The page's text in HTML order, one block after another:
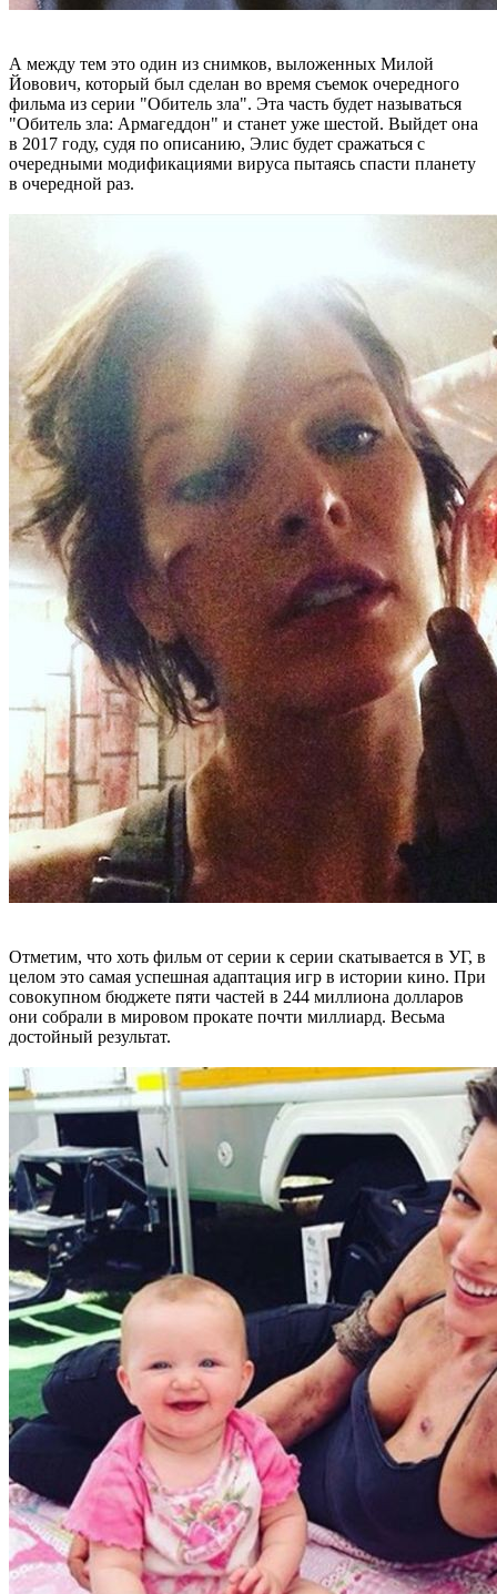
А между тем это один из снимков, выложенных Милой
Йовович, который был сделан во время съемок очередного
фильма из серии "Обитель зла". Эта часть будет называться
"Обитель зла: Армагеддон" и станет уже шестой. Выйдет она
в 2017 году, судя по описанию, Элис будет сражаться с
очередными модификациями вируса пытаясь спасти планету
в очередной раз.
Отметим, что хоть фильм от серии к серии скатывается в УГ, в
целом это самая успешная адаптация игр в истории кино. При
совокупном бюджете пяти частей в 244 миллиона долларов
они собрали в мировом прокате почти миллиард. Весьма
достойный результат.